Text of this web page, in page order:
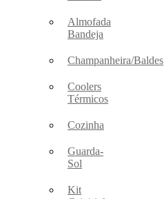
Almofada
Bandeja
Champanheira/Baldes
Coolers
Térmicos
Cozinha
Guarda-
Sol
Kit